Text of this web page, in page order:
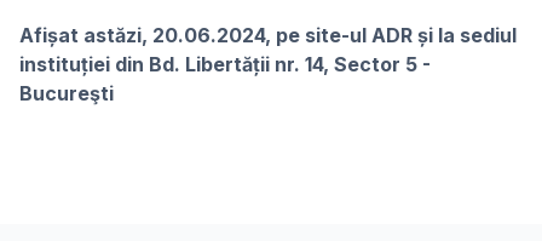
Afișat astăzi, 20.06.2024, pe site-ul ADR și la sediul
instituției din Bd. Libertății nr. 14, Sector 5 -
Bucureşti